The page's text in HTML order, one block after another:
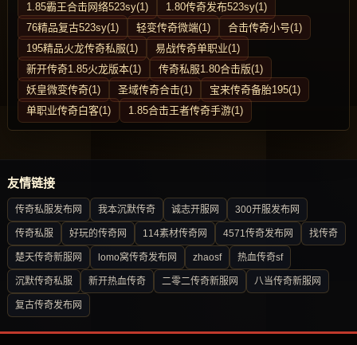
1.85霸王合击网络523sy(1)
1.80传奇发布523sy(1)
76精品复古523sy(1)
轻变传奇微端(1)
合击传奇小号(1)
195精品火龙传奇私服(1)
易战传奇单职业(1)
新开传奇1.85火龙版本(1)
传奇私服1.80合击版(1)
妖皇微变传奇(1)
圣域传奇合击(1)
宝来传奇备胎195(1)
单职业传奇白客(1)
1.85合击王者传奇手游(1)
友情链接
传奇私服发布网 我本沉默传奇 诚志开服网 300开服发布网
传奇私服 好玩的传奇网 114素材传奇网 4571传奇发布网 找传奇
楚天传奇新服网 lomo窝传奇发布网 zhaosf 热血传奇sf
沉默传奇私服 新开热血传奇 二零二传奇新服网 八当传奇新服网
复古传奇发布网